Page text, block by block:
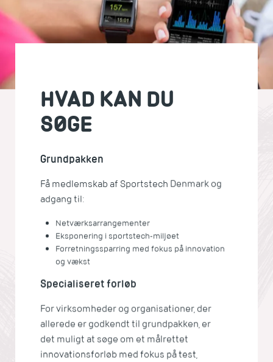
HVAD KAN DU
SØGE
Grundpakken
Få medlemskab af Sportstech Denmark og
adgang til:
Netværksarrangementer
Eksponering i sportstech-miljøet
Forretningssparring med fokus på innovation
og vækst
Specialiseret forløb
For virksomheder og organisationer, der
allerede er godkendt til grundpakken, er
det muligt at søge om et målrettet
innovationsforløb med fokus på test,